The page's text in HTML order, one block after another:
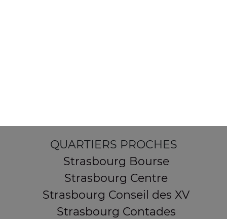
QUARTIERS PROCHES
Strasbourg Bourse
Strasbourg Centre
Strasbourg Conseil des XV
Strasbourg Contades